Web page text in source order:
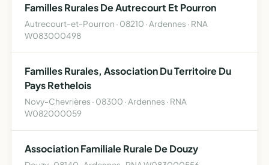
Familles Rurales De Autrecourt Et Pourron
Autrecourt-et-Pourron · 08210 · Ardennes · RNA
W083000498
Familles Rurales, Association Du Territoire Du
Pays Rethelois
Novy-Chevrières · 08300 · Ardennes · RNA
W082000059
Association Familiale Rurale De Douzy